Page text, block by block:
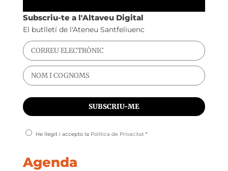
Subscriu-te a l'Altaveu Digital
El butlletí de l'Ateneu Santfeliuenc
He llegit i accepto la Política de Privacitat*
Agenda